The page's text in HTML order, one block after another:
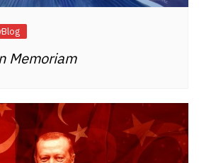
Memoriam